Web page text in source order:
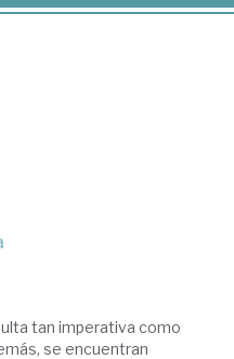
tan imperativa como
se encuentran